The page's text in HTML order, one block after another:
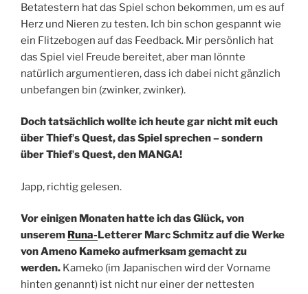
Betatestern hat das Spiel schon bekommen, um es auf
Herz und Nieren zu testen. Ich bin schon gespannt wie
ein Flitzebogen auf das Feedback. Mir persönlich hat
das Spiel viel Freude bereitet, aber man lönnte
natürlich argumentieren, dass ich dabei nicht gänzlich
unbefangen bin (zwinker, zwinker).
Doch tatsächlich wollte ich heute gar nicht mit euch
über Thiefʼs Quest, das Spiel sprechen – sondern
über Thiefʼs Quest, den MANGA!
Japp, richtig gelesen.
Vor einigen Monaten hatte ich das Glück, von
unserem Runa- Letterer Marc Schmitz auf die Werke
von Ameno Kameko aufmerksam gemacht zu
werden. Kameko (im Japanischen wird der Vorname
hinten genannt) ist nicht nur einer der nettesten